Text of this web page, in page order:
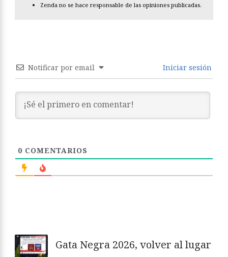
Zenda no se hace responsable de las opiniones publicadas.
Notificar por email Iniciar sesión
0 COMENTARIOS
Gata Negra 2026, volver al lugar